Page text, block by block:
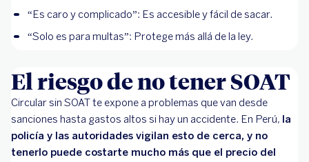
“Es caro y complicado”: Es accesible y fácil de sacar.
“Solo es para multas”: Protege más allá de la ley.
El riesgo de no tener SOAT
Circular sin SOAT te expone a problemas que van desde
sanciones hasta gastos altos si hay un accidente. En Perú, la
policía y las autoridades vigilan esto de cerca, y no
tenerlo puede costarte mucho más que el precio del